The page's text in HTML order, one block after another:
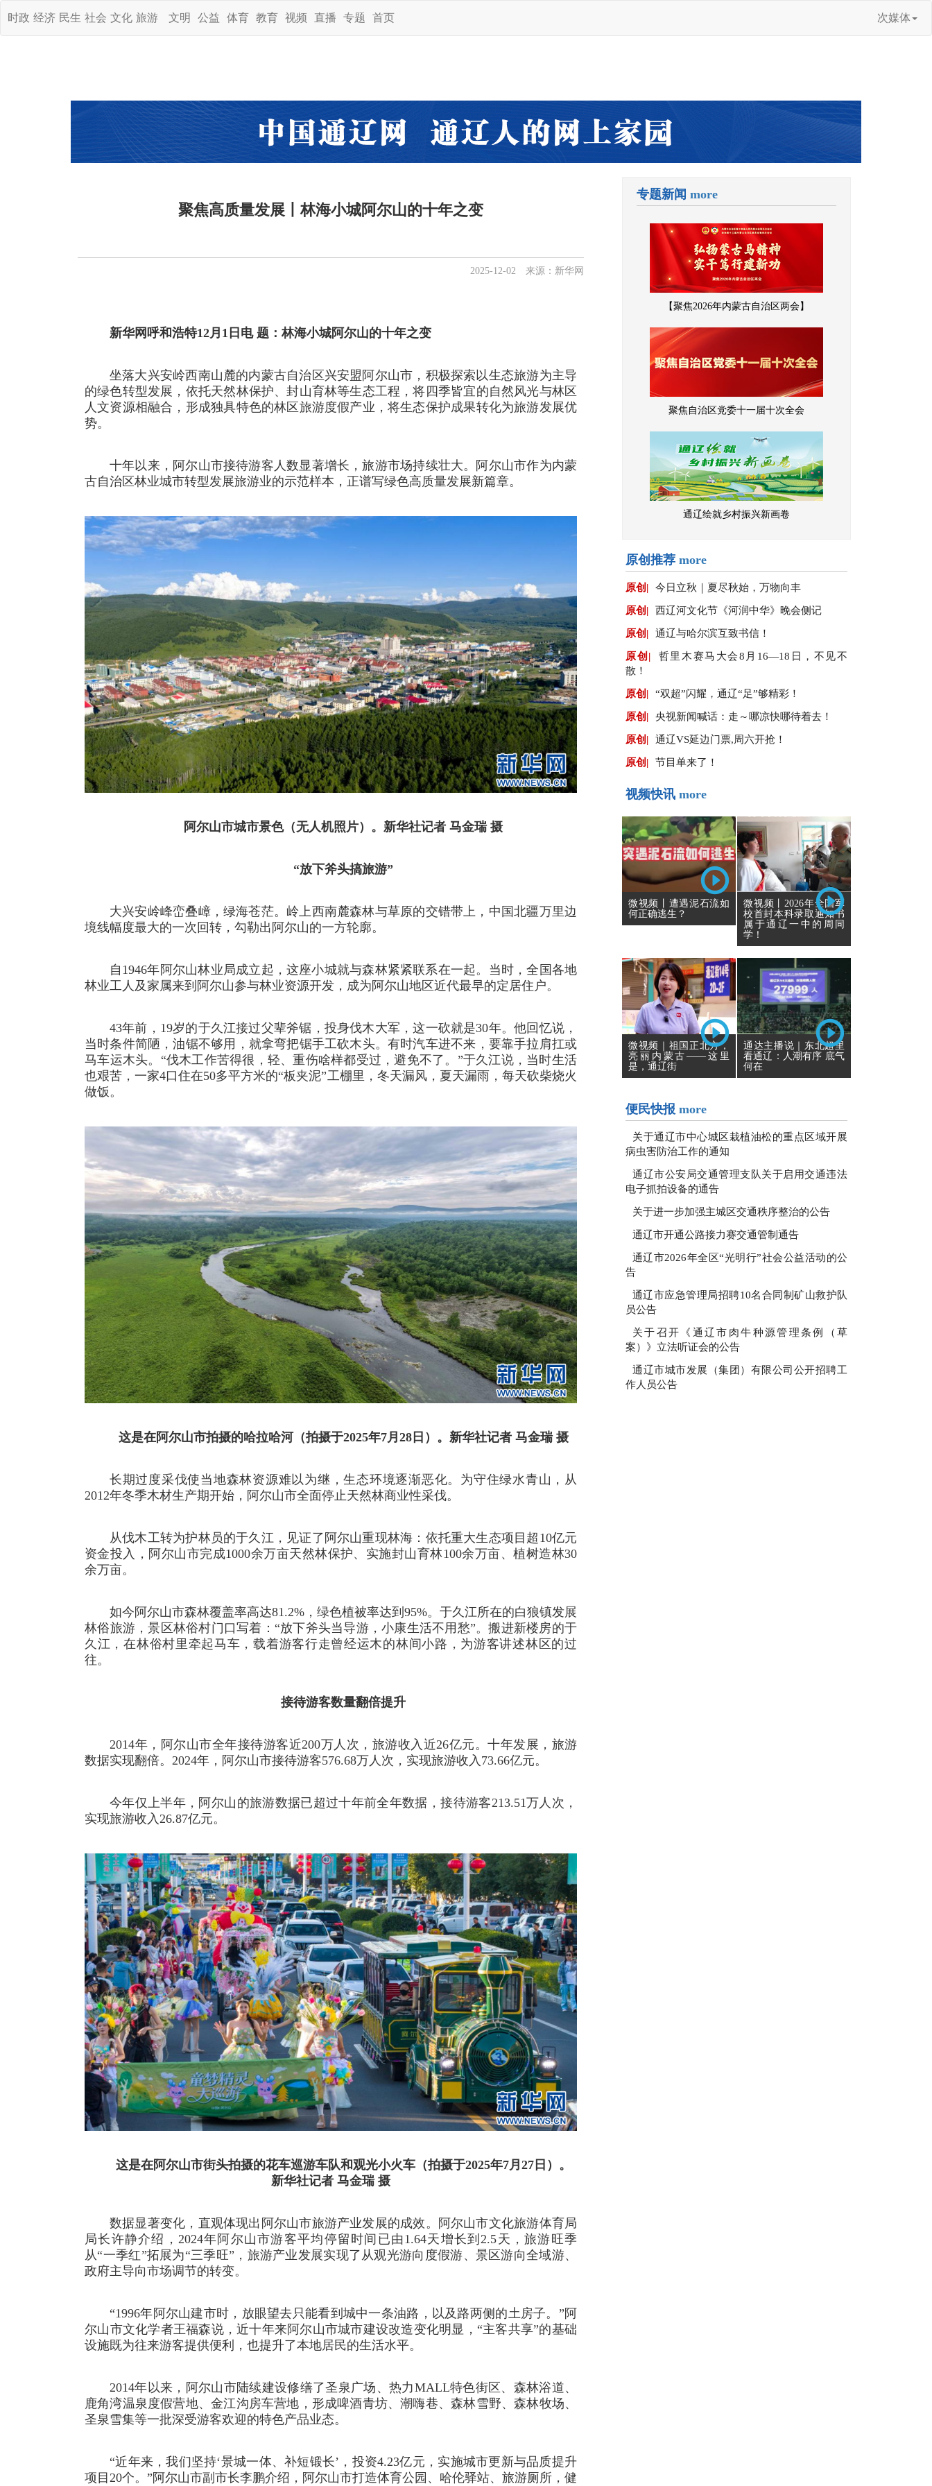
时政 经济 民生 社会 文化 旅游 文明 公益 体育 教育 视频 直播 专题 首页 次媒体
聚焦高质量发展丨林海小城阿尔山的十年之变
2025-12-02 来源：新华网
新华网呼和浩特12月1日电 题：林海小城阿尔山的十年之变
坐落大兴安岭西南山麓的内蒙古自治区兴安盟阿尔山市，积极探索以生态旅游为主导
的绿色转型发展，依托天然林保护、封山育林等生态工程，将四季皆宜的自然风光与林区
人文资源相融合，形成独具特色的林区旅游度假产业，将生态保护成果转化为旅游发展优
势。
十年以来，阿尔山市接待游客人数显著增长，旅游市场持续壮大。阿尔山市作为内蒙
古自治区林业城市转型发展旅游业的示范样本，正谱写绿色高质量发展新篇章。
阿尔山市城市景色（无人机照片）。新华社记者 马金瑞 摄
“放下斧头搞旅游”
大兴安岭峰峦叠嶂，绿海苍茫。岭上西南麓森林与草原的交错带上，中国北疆万里边
境线幅度最大的一次回转，勾勒出阿尔山的一方轮廓。
自1946年阿尔山林业局成立起，这座小城就与森林紧紧联系在一起。当时，全国各地
林业工人及家属来到阿尔山参与林业资源开发，成为阿尔山地区近代最早的定居住户。
43年前，19岁的于久江接过父辈斧锯，投身伐木大军，这一砍就是30年。他回忆说，
当时条件简陋，油锯不够用，就拿弯把锯手工砍木头。有时汽车进不来，要靠手拉肩扛或
马车运木头。“伐木工作苦得很，轻、重伤啥样都受过，避免不了。”于久江说，当时生活
也艰苦，一家4口住在50多平方米的“板夹泥”工棚里，冬天漏风，夏天漏雨，每天砍柴烧火
做饭。
这是在阿尔山市拍摄的哈拉哈河（拍摄于2025年7月28日）。新华社记者 马金瑞 摄
长期过度采伐使当地森林资源难以为继，生态环境逐渐恶化。为守住绿水青山，从
2012年冬季木材生产期开始，阿尔山市全面停止天然林商业性采伐。
从伐木工转为护林员的于久江，见证了阿尔山重现林海：依托重大生态项目超10亿元
资金投入，阿尔山市完成1000余万亩天然林保护、实施封山育林100余万亩、植树造林30
余万亩。
如今阿尔山市森林覆盖率高达81.2%，绿色植被率达到95%。于久江所在的白狼镇发展
林俗旅游，景区林俗村门口写着：“放下斧头当导游，小康生活不用愁”。搬进新楼房的于
久江，在林俗村里牵起马车，载着游客行走曾经运木的林间小路，为游客讲述林区的过
往。
接待游客数量翻倍提升
2014年，阿尔山市全年接待游客近200万人次，旅游收入近26亿元。十年发展，旅游
数据实现翻倍。2024年，阿尔山市接待游客576.68万人次，实现旅游收入73.66亿元。
今年仅上半年，阿尔山的旅游数据已超过十年前全年数据，接待游客213.51万人次，
实现旅游收入26.87亿元。
这是在阿尔山市街头拍摄的花车巡游车队和观光小火车（拍摄于2025年7月27日）。
新华社记者 马金瑞 摄
数据显著变化，直观体现出阿尔山市旅游产业发展的成效。阿尔山市文化旅游体育局
局长许静介绍，2024年阿尔山市游客平均停留时间已由1.64天增长到2.5天，旅游旺季
从“一季红”拓展为“三季旺”，旅游产业发展实现了从观光游向度假游、景区游向全域游、
政府主导向市场调节的转变。
“1996年阿尔山建市时，放眼望去只能看到城中一条油路，以及路两侧的土房子。”阿
尔山市文化学者王福森说，近十年来阿尔山市城市建设改造变化明显，“主客共享”的基础
设施既为往来游客提供便利，也提升了本地居民的生活水平。
2014年以来，阿尔山市陆续建设修缮了圣泉广场、热力MALL特色街区、森林浴道、
鹿角湾温泉度假营地、金江沟房车营地，形成啤酒青坊、潮嗨巷、森林雪野、森林牧场、
圣泉雪集等一批深受游客欢迎的特色产品业态。
“近年来，我们坚持‘景城一体、补短锻长’，投资4.23亿元，实施城市更新与品质提升
项目20个。”阿尔山市副市长李鹏介绍，阿尔山市打造体育公园、哈伦驿站、旅游厕所，健
专题新闻 more
【聚焦2026年内蒙古自治区两会】
聚焦自治区党委十一届十次全会
通辽绘就乡村振兴新画卷
原创推荐 more
原创| 今日立秋｜夏尽秋始，万物向丰
原创| 西辽河文化节《河润中华》晚会侧记
原创| 通辽与哈尔滨互致书信！
原创|
哲里木赛马大会8月16—18日，不见不
散！
原创| “双超”闪耀，通辽“足”够精彩！
原创| 央视新闻喊话：走～哪凉快哪待着去！
原创| 通辽VS延边门票,周六开抢！
原创| 节目单来了！
视频快讯 more
微视频丨遭遇泥石流如
何正确逃生？
微视频丨2026年全国军
校首封本科录取通知书
属于通辽一中的周同
学！
微视频｜祖国正北方，
亮丽内蒙古——这里
是，通辽街
通达主播说｜东北超里
看通辽：人潮有序 底气
何在
便民快报 more
关于通辽市中心城区栽植油松的重点区域开展
病虫害防治工作的通知
通辽市公安局交通管理支队关于启用交通违法
电子抓拍设备的通告
关于进一步加强主城区交通秩序整治的公告
通辽市开通公路接力赛交通管制通告
通辽市2026年全区“光明行”社会公益活动的公
告
通辽市应急管理局招聘10名合同制矿山救护队
员公告
关于召开《通辽市肉牛种源管理条例（草
案）》立法听证会的公告
通辽市城市发展（集团）有限公司公开招聘工
作人员公告